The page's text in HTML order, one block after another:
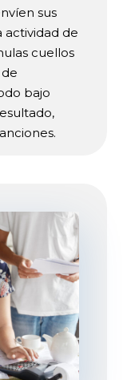
sus
actividad de
cuellos
bajo